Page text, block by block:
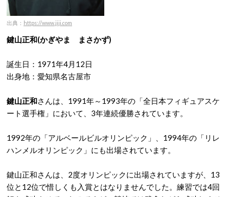
出典： https://www.jiji.com
鍵山正和(かぎやま まさかず)
誕生日：1971年4月12日
出身地：愛知県名古屋市
鍵山正和さんは、1991年～1993年の「全日本フィギュアスケ
ート選手権」において、3年連続優勝されています。
1992年の「アルベールビルオリンピック」、1994年の「リレ
ハンメルオリンピック」にも出場されています。
鍵山正和さんは、2度オリンピックに出場されていますが、13
位と12位で惜しくも入賞とはなりませんでした。練習では4回